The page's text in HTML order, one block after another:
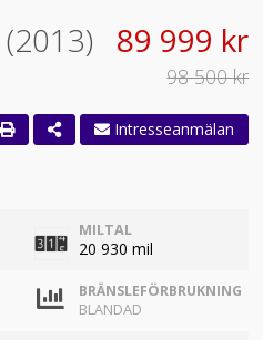
(2013) 89 999 kr
98 500 kr
MILTAL
20 930 mil
BRÄNSLEFÖRBRUKNING
BLANDAD